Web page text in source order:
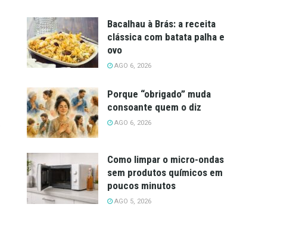
Bacalhau à Brás: a receita
clássica com batata palha e
ovo
AGO 6, 2026
Porque “obrigado” muda
consoante quem o diz
AGO 6, 2026
Como limpar o micro-ondas
sem produtos químicos em
poucos minutos
AGO 5, 2026